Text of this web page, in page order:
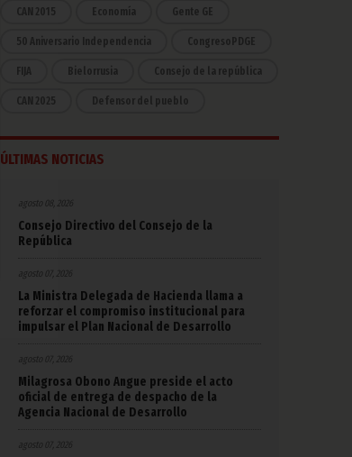
CAN 2015 Economía Gente GE
50 Aniversario Independencia CongresoPDGE
FIJA Bielorrusia Consejo de la república
CAN 2025 Defensor del pueblo
ÚLTIMAS NOTICIAS
agosto 08, 2026
Consejo Directivo del Consejo de la
República
agosto 07, 2026
La Ministra Delegada de Hacienda llama a
reforzar el compromiso institucional para
impulsar el Plan Nacional de Desarrollo
agosto 07, 2026
Milagrosa Obono Angue preside el acto
oficial de entrega de despacho de la
Agencia Nacional de Desarrollo
agosto 07, 2026